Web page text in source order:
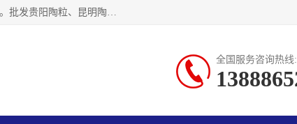
云南仕沃贸易有限公司是一家贵州陶粒生产厂家，陶粒业务覆盖贵阳、昆明、四川、云南、重庆等区域。批发贵阳陶粒、昆明陶粒、四川陶粒、云南陶粒、重庆陶粒，服务热线：*。仕沃贸易建材致力于建筑产业化、绿色建筑体系、产品和系统应用解决方案的企业。研发生产、销售和推广绿色建筑体系、建筑产业化体系的各种环保建筑产品。
全国服务咨询热线: